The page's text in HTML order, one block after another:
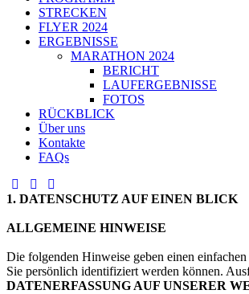
STRECKEN
FLYER 2024
ERGEBNISSE
MARATHON 2024
BERICHT
LAUFERGEBNISSE
FOTOS
RÜCKBLICK
Über uns
Kontakte
FAQs
1. DATENSCHUTZ AUF EINEN BLICK
ALLGEMEINE HINWEISE
Die folgenden Hinweise geben einen
Sie persönlich identifiziert werden können.
DATENERFASSUNG AUF UNSERER